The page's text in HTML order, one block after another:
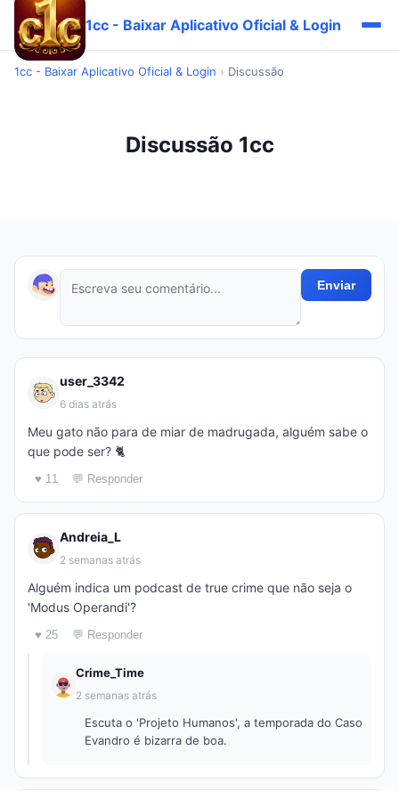
1cc - Baixar Aplicativo Oficial & Login
1cc - Baixar Aplicativo Oficial & Login › Discussão
Discussão 1cc
Enviar
user_3342
6 dias atrás
Meu gato não para de miar de madrugada, alguém sabe o
que pode ser? 🐈
♥ 11 💬 Responder
Andreia_L
2 semanas atrás
Alguém indica um podcast de true crime que não seja o
'Modus Operandi'?
♥ 25 💬 Responder
Crime_Time
2 semanas atrás
Escuta o 'Projeto Humanos', a temporada do Caso
Evandro é bizarra de boa.